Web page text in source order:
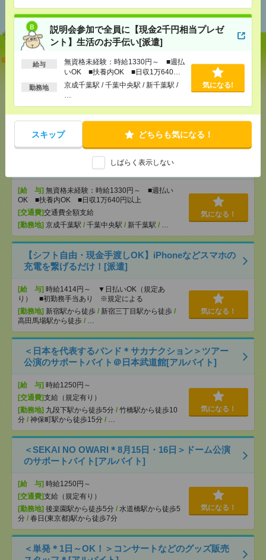
説明会参加で全員に【現金2千円相当プレゼ
ント】生活のお手伝い[派遣]
給与
無資格未経験：時給1330円～ ■週払
いOK ■扶養内OK ■日収1万640円
以上
勤務地
京成千葉駅 / 千葉中央駅 / 新千葉駅 /
気になる!
スキップ どちらも気になる！
しばらく表示しない
おすすめ
【オープニング募集】おばあちゃんのお散歩付き添
いも仕事の1つ[派遣]
[給 与]無資格未経験：時給1500円～ ■週払い
[交通費]交通費全額支給
気になる！
説明会参加で全員に【現金2千円相当プレゼント】生
活のお手伝い[派遣]
[給 与] 無資格未経験：時給1330円～ ■週払い
OK ■扶養内OK ■日収1万640円以上
[交通費]交通費全額支給
[勤務地] 京成千葉駅 / 千葉中央駅 / 新千葉駅 / …
気になる！
【シフト自由・現金手渡しOK】iPhoneなどスマホの
充電を繋げるだけ！[派遣]
[給 与] 時給1414円～ ▼日払いOK（規定あ
り） ■初勤務手当あり ※規定による
[勤務地] 新宿駅から徒歩 / 新宿三丁目駅から徒歩 /
高田馬場駅から徒歩 / …
気になる！
＜日本を代表するバンド＊サカナクション＞ツアー
公演のサポートバイト＠日本武道館[アルバイト]
[給 与] 時給1250円～
[交通費]支給（規定有り）
[勤務地] 九段下駅から徒歩5分 / 竹橋駅から徒歩10
分 / 神保町駅から徒歩15分 / …
気になる！
＜SEKAI NO OWARI＊8月15日・16日＞ドーム公演
のサポートバイト[アルバイト]
[給 与] 時給1250円～
[交通費]支給（規定有り）
[勤務地] 後楽園駅から徒歩5分 / 水道橋駅から徒歩5
分 / 春日(東京都)駅から徒歩7分
気になる！
＜単発＊1日～OK！＞コンサートなどのグッズ販売